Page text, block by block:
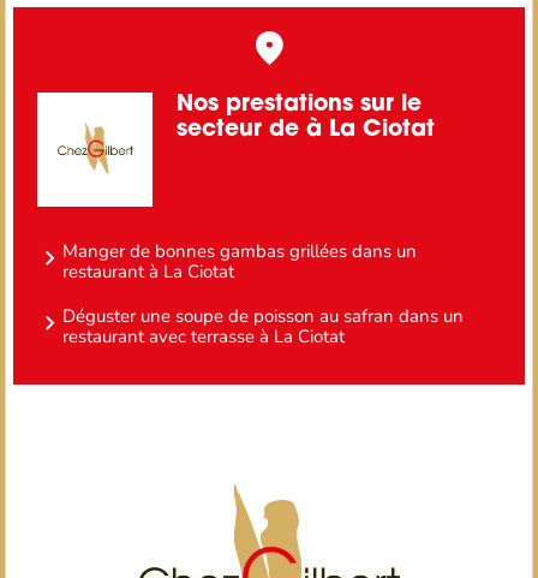
Nos prestations sur le
secteur de à La Ciotat
Manger de bonnes gambas grillées dans un
restaurant à La Ciotat
Déguster une soupe de poisson au safran dans un
restaurant avec terrasse à La Ciotat